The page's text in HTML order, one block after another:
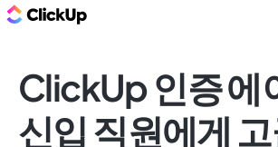
ClickUp 인증 에
신입 직원에게